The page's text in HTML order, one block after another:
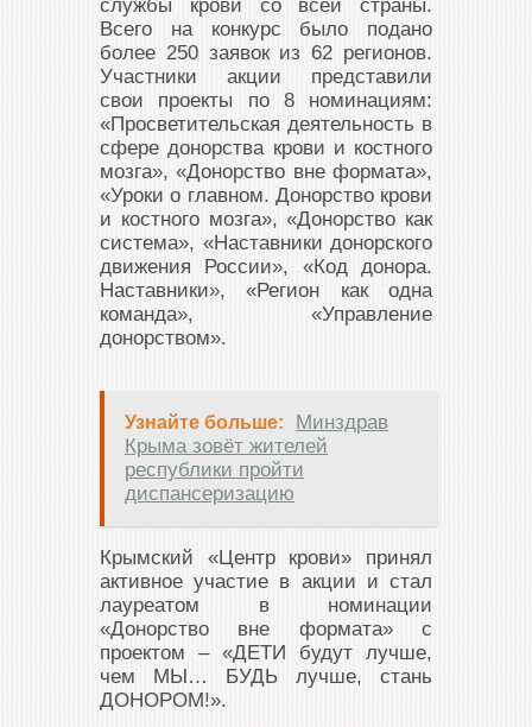
службы крови со всей страны.
Всего на конкурс было подано
более 250 заявок из 62 регионов.
Участники акции представили
свои проекты по 8 номинациям:
«Просветительская деятельность в
сфере донорства крови и костного
мозга», «Донорство вне формата»,
«Уроки о главном. Донорство крови
и костного мозга», «Донорство как
система», «Наставники донорского
движения России», «Код донора.
Наставники», «Регион как одна
команда», «Управление
донорством».
Узнайте больше:
Минздрав
Крыма зовёт жителей
республики пройти
диспансеризацию
Крымский «Центр крови» принял
активное участие в акции и стал
лауреатом в номинации
«Донорство вне формата» с
проектом – «ДЕТИ будут лучше,
чем МЫ… БУДЬ лучше, стань
ДОНОРОМ!».